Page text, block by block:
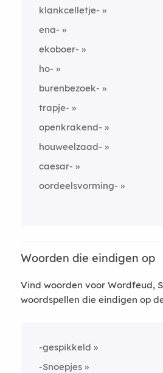
klankcelletje-
ena-
ekoboer-
ho-
burenbezoek-
trapje-
openkrakend-
houweelzaad-
caesar-
oordeelsvorming-
Woorden die eindigen op
Vind woorden voor Wordfeud,
woordspellen die eindigen op
-gespikkeld
-Snoepjes